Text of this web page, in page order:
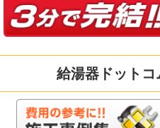
給湯器ドットコ